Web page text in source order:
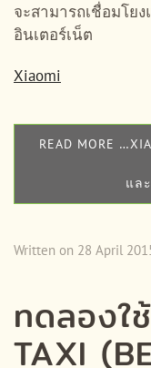
จะสามารถเชื่อมโย
อินเตอร์เน็ต
Xiaomi
READ MORE
แล
Written on 28 April
ทดลองใ
TAXI